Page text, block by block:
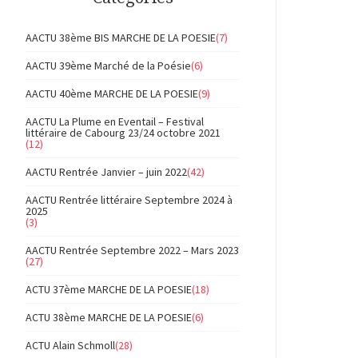
AACTU 38ème BIS MARCHE DE LA POESIE(7)
AACTU 39ème Marché de la Poésie(6)
AACTU 40ème MARCHE DE LA POESIE(9)
AACTU La Plume en Eventail – Festival
littéraire de Cabourg 23/24 octobre 2021
(12)
AACTU Rentrée Janvier – juin 2022(42)
AACTU Rentrée littéraire Septembre 2024 à
2025
(3)
AACTU Rentrée Septembre 2022 – Mars 2023
(27)
ACTU 37ème MARCHE DE LA POESIE(18)
ACTU 38ème MARCHE DE LA POESIE(6)
ACTU Alain Schmoll(28)